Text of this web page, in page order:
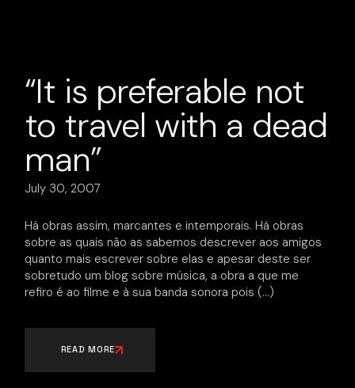
“It is preferable not
to travel with a dead
man”
July 30, 2007
Há obras assim, marcantes e intemporais. Há obras
sobre as quais não as sabemos descrever aos amigos
quanto mais escrever sobre elas e apesar deste ser
sobretudo um blog sobre música, a obra a que me
refiro é ao filme e à sua banda sonora pois
READ MORE